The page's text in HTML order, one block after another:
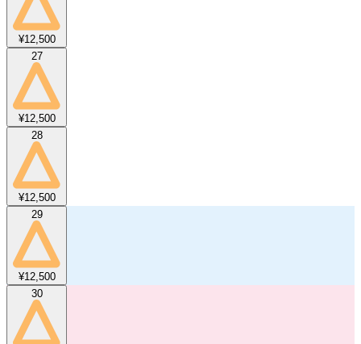
¥12,500
27
¥12,500
28
¥12,500
29
¥12,500
30